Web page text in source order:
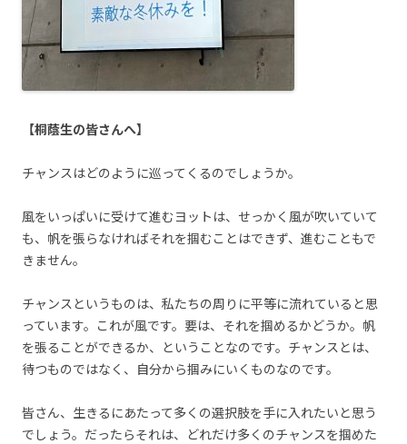
【桐蔭生の皆さんへ】
チャンスはどのように巡ってくるのでしょうか。
風をいっぱいに受けて進むヨットは、せっかく風が吹いていて
も、帆を張らなければそれを掴むことはできず、進むこともで
きません。
チャンスというものは、私たちの周りに平等に流れていると思
っています。これが風です。要は、それを掴めるかどうか。帆
を張ることができるか、ということなのです。チャンスとは、
待つものではなく、自分から掴みにいくものなのです。
皆さん、生きるにあたって多くの選択肢を手に入れたいと思う
でしょう。だったらそれは、どれだけ多くのチャンスを掴めた